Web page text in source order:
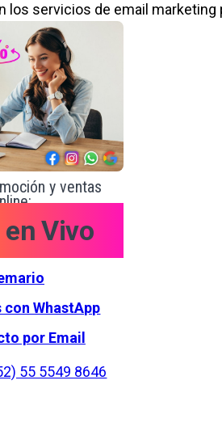
los servicios de email
y ventas
Vivo
WhastApp
por Email
55 5549 8646